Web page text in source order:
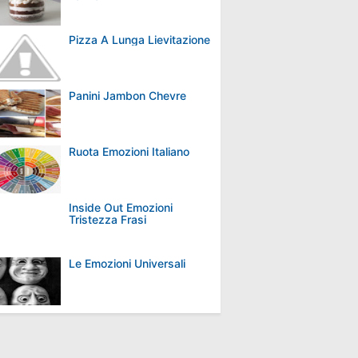
Pizza A Lunga Lievitazione
Panini Jambon Chevre
Ruota Emozioni Italiano
Inside Out Emozioni
Tristezza Frasi
Le Emozioni Universali